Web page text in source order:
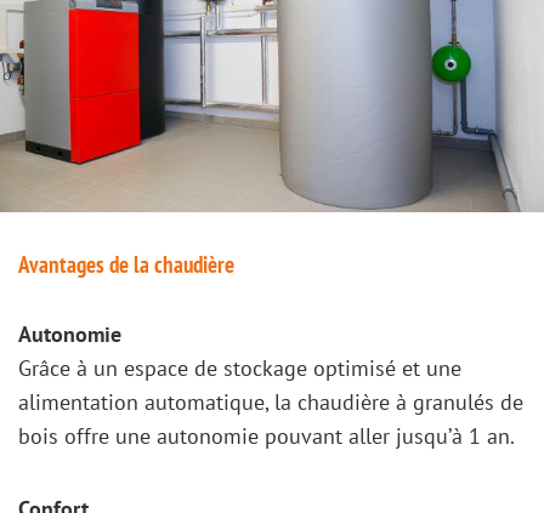
Avantages de la chaudière
Autonomie
Grâce à un espace de stockage optimisé et une
alimentation automatique, la chaudière à granulés de
bois offre une autonomie pouvant aller jusqu’à 1 an.